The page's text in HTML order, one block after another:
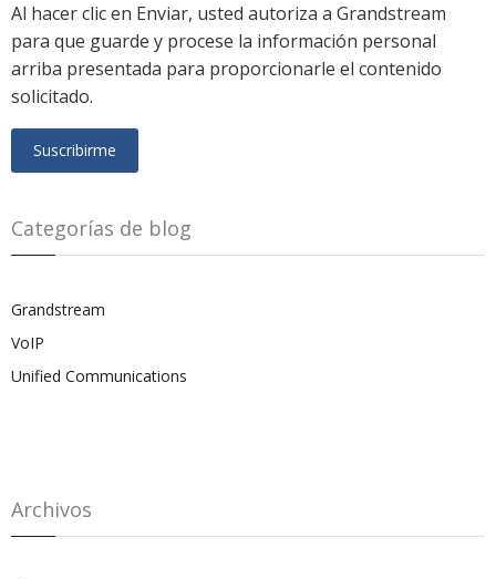
Al hacer clic en Enviar, usted autoriza a Grandstream
para que guarde y procese la información personal
arriba presentada para proporcionarle el contenido
solicitado.
Categorías de blog
Grandstream
VoIP
Unified Communications
Archivos